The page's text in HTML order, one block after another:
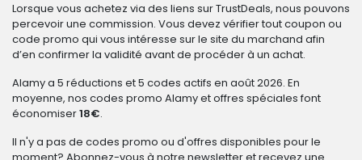
Lorsque vous achetez via des liens sur TrustDeals, nous pouvons
percevoir une commission. Vous devez vérifier tout coupon ou
code promo qui vous intéresse sur le site du marchand afin
d’en confirmer la validité avant de procéder à un achat.
Alamy a 5 réductions et 5 codes actifs en août 2026. En
moyenne, nos codes promo Alamy et offres spéciales font
économiser18€.
Il n'y a pas de codes promo ou d'offres disponibles pour le